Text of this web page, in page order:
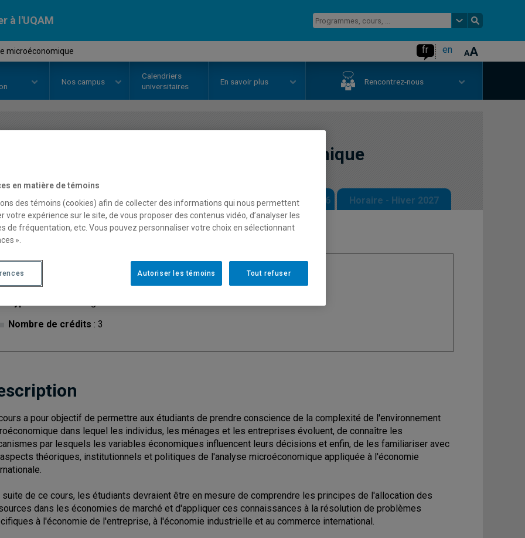
à l'UQAM
microéconomique fr en
Nos campus
Calendriers
universitaires
En savoir plus Rencontrez-nous
Analyse microéconomique
Description Horaire - Été 2026 Horaire - Automne 2026 Horaire - Hiver 2027
Nombre de crédits : 3
a pour objectif de permettre aux étudiants de prendre conscience de la complexité de l'environnement
dans lequel les individus, les ménages et les entreprises évoluent, de connaître les
par lesquels les variables économiques influencent leurs décisions et enfin, de les familiariser avec
théoriques, institutionnels et politiques de l'analyse microéconomique appliquée à l'économie
suite de ce cours, les étudiants devraient être en mesure de comprendre les principes de l'allocation des
dans les économies de marché et d'appliquer ces connaissances à la résolution de problèmes
à l'économie de l'entreprise, à l'économie industrielle et au commerce international.
en matière de témoins
des témoins (cookies) afin de collecter des informations qui nous permettent
votre expérience sur le site, de vous proposer des contenus vidéo, d’analyser les
de fréquentation, etc. Vous pouvez personnaliser votre choix en sélectionnant
».
Tout refuser
Autoriser les témoins